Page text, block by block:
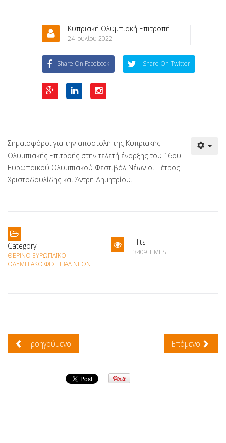
Κυπριακή Ολυμπιακή Επιτροπή
24 Ιουλίου 2022
Share On Facebook Share On Twitter
Σημαιοφόροι για την αποστολή της Κυπριακής
Ολυμπιακής Επιτροής στην τελετή έναρξης του 16ου
Ευρωπαϊκού Ολυμπιακού Φεστιβάλ Νέων οι Πέτρος
Χριστοδουλίδης και Άντρη Δημητρίου.
Category
ΘΕΡΙΝΌ ΕΥΡΩΠΑΪΚΌ
ΟΛΥΜΠΙΑΚΌ ΦΕΣΤΙΒΆΛ ΝΈΩΝ
Hits
3409 TIMES
Προηγούμενο Επόμενο